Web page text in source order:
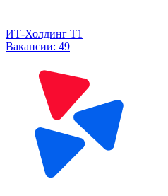
ИТ-Холдинг Т1
Вакансии: 49